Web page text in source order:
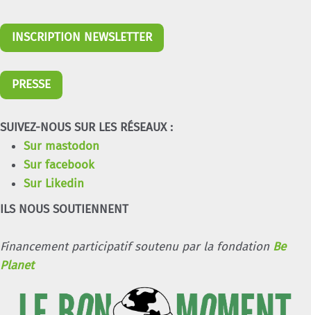
INSCRIPTION NEWSLETTER
PRESSE
SUIVEZ-NOUS SUR LES RÉSEAUX :
Sur mastodon
Sur facebook
Sur Likedin
ILS NOUS SOUTIENNENT
Financement participatif soutenu par la fondation Be
Planet